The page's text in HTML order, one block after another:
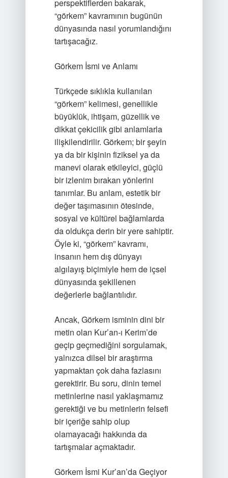
perspektiflerden bakarak,
“görkem” kavramının bugünün
dünyasında nasıl yorumlandığını
tartışacağız.
Görkem İsmi ve Anlamı
Türkçede sıklıkla kullanılan
“görkem” kelimesi, genellikle
büyüklük, ihtişam, güzellik ve
dikkat çekicilik gibi anlamlarla
ilişkilendirilir. Görkem; bir şeyin
ya da bir kişinin fiziksel ya da
manevi olarak etkileyici, güçlü
bir izlenim bırakan yönlerini
tanımlar. Bu anlam, estetik bir
değer taşımasının ötesinde,
sosyal ve kültürel bağlamlarda
da oldukça derin bir yere sahiptir.
Öyle ki, “görkem” kavramı,
insanın hem dış dünyayı
algılayış biçimiyle hem de içsel
dünyasında şekillenen
değerlerle bağlantılıdır.
Ancak, Görkem isminin dini bir
metin olan Kur’an-ı Kerim’de
geçip geçmediğini sorgulamak,
yalnızca dilsel bir araştırma
yapmaktan çok daha fazlasını
gerektirir. Bu soru, dinin temel
metinlerine nasıl yaklaşmamız
gerektiği ve bu metinlerin felsefi
bir içeriğe sahip olup
olamayacağı hakkında da
tartışmalar açmaktadır.
Görkem İsmi Kur’an’da Geçiyor